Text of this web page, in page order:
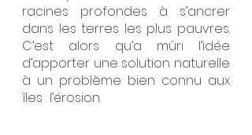
racines profondes à s’ancrer
dans les terres les plus pauvres.
C’est alors qu’a mûri l’idée
d’apporter une solution naturelle
à un problème bien connu aux
îles : l’érosion.